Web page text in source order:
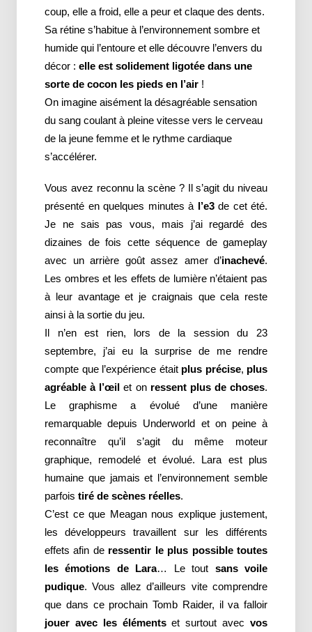
coup, elle a froid, elle a peur et claque des dents.
Sa rétine s’habitue à l’environnement sombre et
humide qui l’entoure et elle découvre l’envers du
décor : elle est solidement ligotée dans une
sorte de cocon les pieds en l’air !
On imagine aisément la désagréable sensation
du sang coulant à pleine vitesse vers le cerveau
de la jeune femme et le rythme cardiaque
s’accélérer.
Vous avez reconnu la scène ? Il s’agit du niveau
présenté en quelques minutes à l’e3de cet été.
Je ne sais pas vous, mais j’ai regardé des
dizaines de fois cette séquence de gameplay
avec un arrière goût assez amer d’inachevé.
Les ombres et les effets de lumière n’étaient pas
à leur avantage et je craignais que cela reste
ainsi à la sortie du jeu.
Il n’en est rien, lors de la session du 23
septembre, j’ai eu la surprise de me rendre
compte que l’expérience était plus précise, plus
agréable à l’œil et on ressent plus de choses.
Le graphisme a évolué d’une manière
remarquable depuis Underworld et on peine à
reconnaître qu’il s’agit du même moteur
graphique, remodelé et évolué. Lara est plus
humaine que jamais et l’environnement semble
parfois tiré de scènes réelles.
C’est ce que Meagan nous explique justement,
les développeurs travaillent sur les différents
effets afin de ressentir le plus possible toutes
les émotions de Lara… Le tout sans voile
pudique. Vous allez d’ailleurs vite comprendre
que dans ce prochain Tomb Raider, il va falloir
jouer avec les élémentset surtout avecvos